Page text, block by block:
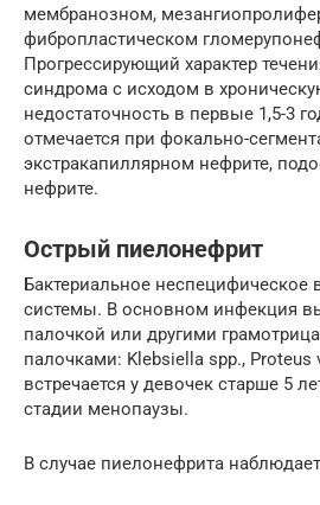
мембранозном,
фибропластическом
Прогрессирующий характер
синдрома с исходом в
недостаточность в первые 1,5-3
отмечается при фокально-
экстракапиллярном нефрите,
нефрите.
Острый пиелонефрит
Бактериальное неспецифическое
системы. В основном инфекция
палочкой или другими
палочками: Klebsiella spp., Proteus
встречается у девочек старше 5
стадии менопаузы.
В случае пиелонефрита